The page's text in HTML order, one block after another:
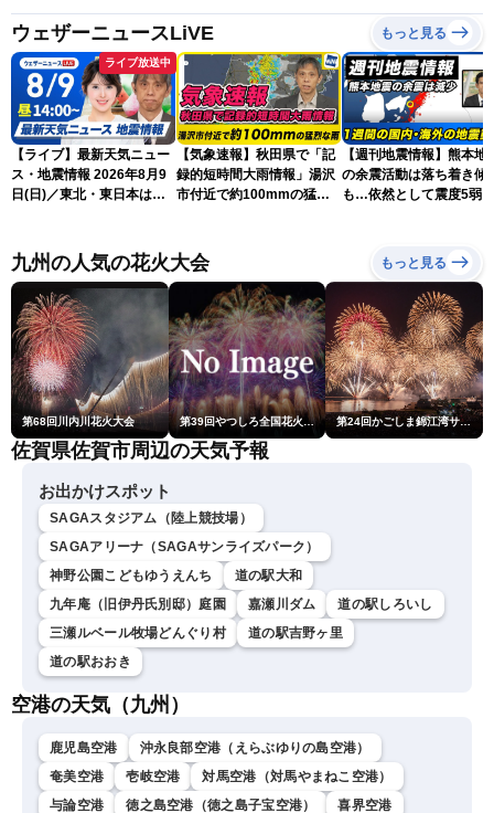
ウェザーニュースLiVE もっと見る
ライブ放送中
【ライブ】最新天気ニュー
ス・地震情報 2026年8月9
日(日)／東北・東日本は急
小川千奈／芳野達郎〉
【気象速報】秋田県で「記
録的短時間大雨情報」湯沢
市付近で約100mmの猛烈
【週刊地震情報】熊本地
の余震活動は落ち着き傾
も…依然として震度5弱警
九州の人気の花火大会 もっと見る
第68回川内川花火大会 第39回やつしろ全国花火競技大会 第24回かごしま錦江湾サマーナイト大花火大会
佐賀県佐賀市周辺の天気予報
お出かけスポット
SAGAスタジアム（陸上競技場）
SAGAアリーナ（SAGAサンライズパーク）
神野公園こどもゆうえんち
道の駅大和
九年庵（旧伊丹氏別邸）庭園
嘉瀬川ダム
道の駅しろいし
三瀬ルベール牧場どんぐり村
道の駅吉野ヶ里
道の駅おおき
空港の天気（九州）
鹿児島空港
沖永良部空港（えらぶゆりの島空港）
奄美空港
壱岐空港
対馬空港（対馬やまねこ空港）
与論空港
徳之島空港（徳之島子宝空港） 喜界空港